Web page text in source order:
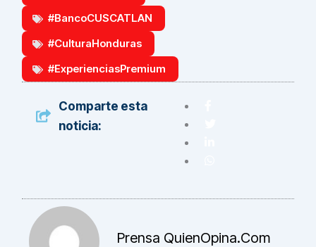
#BancoCUSCATLAN
#CulturaHonduras
#ExperienciasPremium
Comparte esta
noticia:
Prensa QuienOpina.com